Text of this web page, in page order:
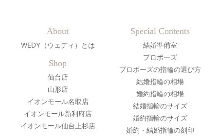
About
WEDY（ウェディ）とは
Shop
仙台店
山形店
イオンモール名取店
イオンモール新利府店
イオンモール仙台上杉店
Special Contents
結婚準備室
プロポーズ
プロポーズの指輪の選び方
結婚指輪の相場
婚約指輪の相場
結婚指輪のサイズ
婚約指輪のサイズ
婚約・結婚指輪の刻印